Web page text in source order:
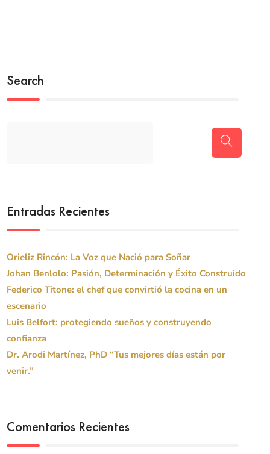
Search
Entradas Recientes
Orieliz Rincón: La Voz que Nació para Soñar
Johan Benlolo: Pasión, Determinación y Éxito Construido
Federico Titone: el chef que convirtió la cocina en un
escenario
Luis Belfort: protegiendo sueños y construyendo
confianza
Dr. Arodi Martínez, PhD “Tus mejores días están por
venir.”
Comentarios Recientes